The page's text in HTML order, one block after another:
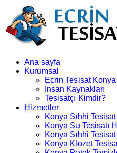
Ana sayfa
Kurumsal
Ecrin Tesisat Konya
İnsan Kaynakları
Tesisatçı Kimdir?
Hizmetler
Konya Sıhhi Tesisat
Konya Su Tesisatı
Konya Sıhhi
Konya Klozet